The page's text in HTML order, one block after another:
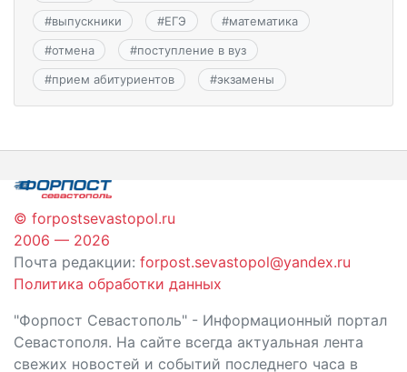
#выпускники #ЕГЭ #математика
#отмена #поступление в вуз
#прием абитуриентов #экзамены
© forpostsevastopol.ru
2006 — 2026
Почта редакции: forpost.sevastopol@yandex.ru
Политика обработки данных
"Форпост Севастополь" - Информационный портал
Севастополя. На сайте всегда актуальная лента
свежих новостей и событий последнего часа в